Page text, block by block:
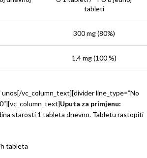
tableti
300 mg (80%)
1,4 mg (100 %)
vc_column_text][divider line_type=”No
Uputa za primjenu:
starosti 1 tableta dnevno. Tabletu rastopiti
tableta